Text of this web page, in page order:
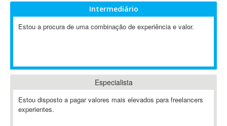
ABAP
Abaqus
ABBYY FineReader
Ableton
Ableton Push
Abstract
Intermediário
Estou a procura de uma combinação de experiência e valor.
Especialista
Estou disposto a pagar valores mais elevados para freelancers
experientes.